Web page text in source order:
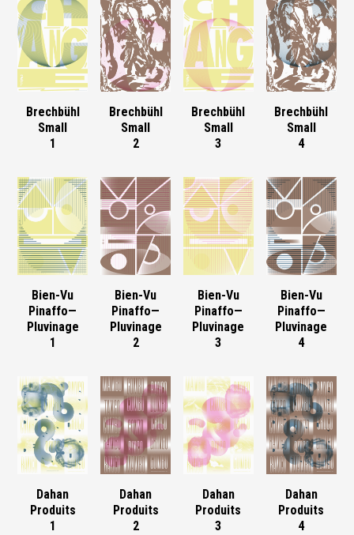
Brechbühl
Small
1
Brechbühl
Small
2
Brechbühl
Small
3
Brechbühl
Small
4
Bien-Vu
Pinaffo—
Pluvinage
1
Bien-Vu
Pinaffo—
Pluvinage
2
Bien-Vu
Pinaffo—
Pluvinage
3
Bien-Vu
Pinaffo—
Pluvinage
4
Dahan
Produits
1
Dahan
Produits
2
Dahan
Produits
3
Dahan
Produits
4